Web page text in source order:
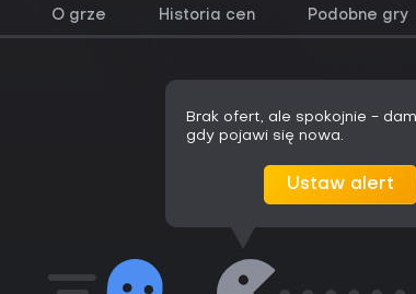
O grze Historia cen Podobne gry
Brak ofert, ale spokojnie -
gdy pojawi się nowa.
Ustaw alert